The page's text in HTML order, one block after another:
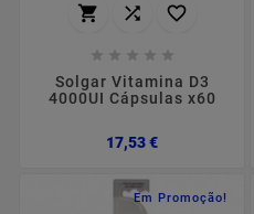
  
    
Solgar Vitamina D3
4000UI Cápsulas x60
17,53 €Preço
Em Promoção!